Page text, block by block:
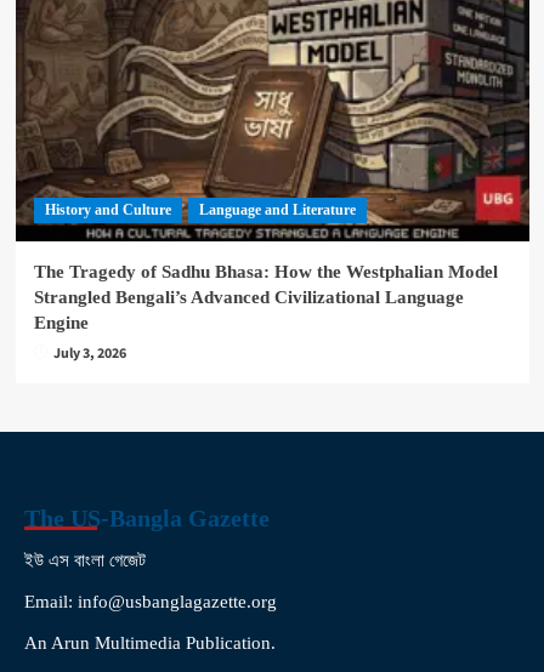
History and Culture Language and Literature
The Tragedy of Sadhu Bhasa: How the Westphalian Model
Strangled Bengali’s Advanced Civilizational Language
Engine
July 3, 2026
The US-Bangla Gazette
ইউ এস বাংলা গেজেট
Email: info@usbanglagazette.org
An Arun Multimedia Publication.